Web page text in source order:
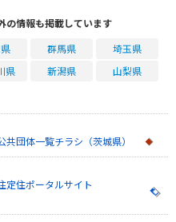
の情報も掲載しています
群馬県
埼玉県
県 新潟県
山梨県
共団体一覧チラシ（茨城県）
定住ポータルサイト